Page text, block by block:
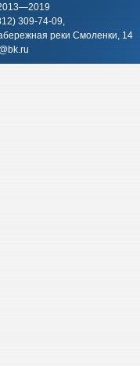
309-74-09,
реки Смоленки, 14